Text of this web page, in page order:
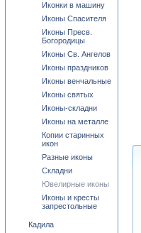
Иконки в машину
Иконы Спасителя
Иконы Пресв.
Богородицы
Иконы Св. Ангелов
Иконы праздников
Иконы венчальные
Иконы святых
Иконы-складни
Иконы на металле
Копии старинных
икон
Разные иконы
Складни
Ювелирные иконы
Иконы и кресты
запрестольные
Кадила